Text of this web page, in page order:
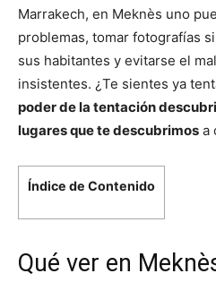
Marrakech, en Meknès uno
problemas, tomar fotografías
sus habitantes y evitarse el
insistentes. ¿Te sientes ya
poder de la tentación
lugares que te descubrimos a
Índice de Contenido
Qué ver en